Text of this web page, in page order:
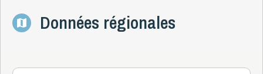
Données régionales